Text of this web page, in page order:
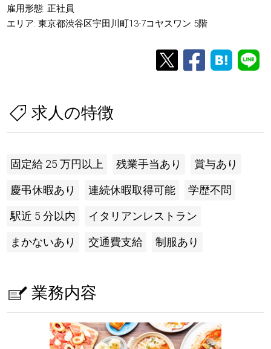
雇用形態: 正社員
エリア: 東京都渋谷区宇田川町13-7コヤスワン 5階
求人の特徴
固定給 25 万円以上 残業手当あり 賞与あり
慶弔休暇あり 連続休暇取得可能 学歴不問
駅近 5 分以内 イタリアンレストラン
まかないあり 交通費支給 制服あり
業務内容